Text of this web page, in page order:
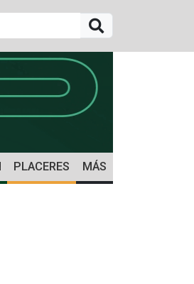
PLACERES MÁS